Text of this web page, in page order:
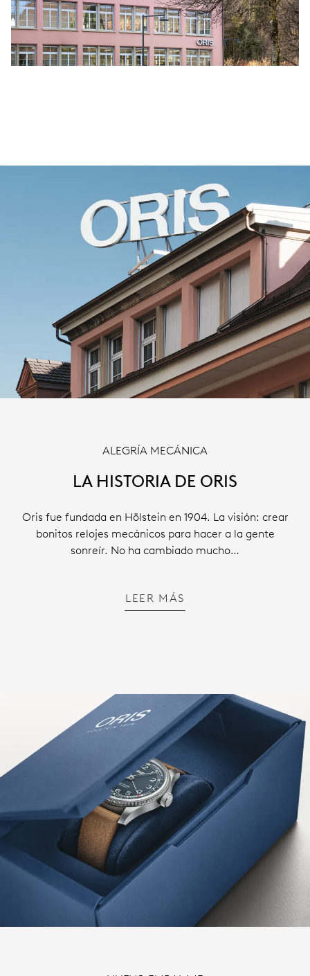
ALEGRÍA MECÁNICA
LA HISTORIA DE ORIS
Oris fue fundada en Hölstein en 1904. La visión: crear
bonitos relojes mecánicos para hacer a la gente
sonreír. No ha cambiado mucho…
LEER MÁS